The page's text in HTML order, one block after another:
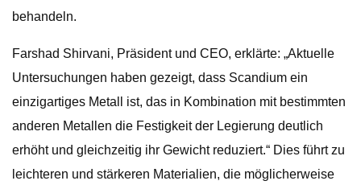
behandeln.
Farshad Shirvani, Präsident und CEO, erklärte: „Aktuelle
Untersuchungen haben gezeigt, dass Scandium ein
einzigartiges Metall ist, das in Kombination mit bestimmten
anderen Metallen die Festigkeit der Legierung deutlich
erhöht und gleichzeitig ihr Gewicht reduziert.“ Dies führt zu
leichteren und stärkeren Materialien, die möglicherweise